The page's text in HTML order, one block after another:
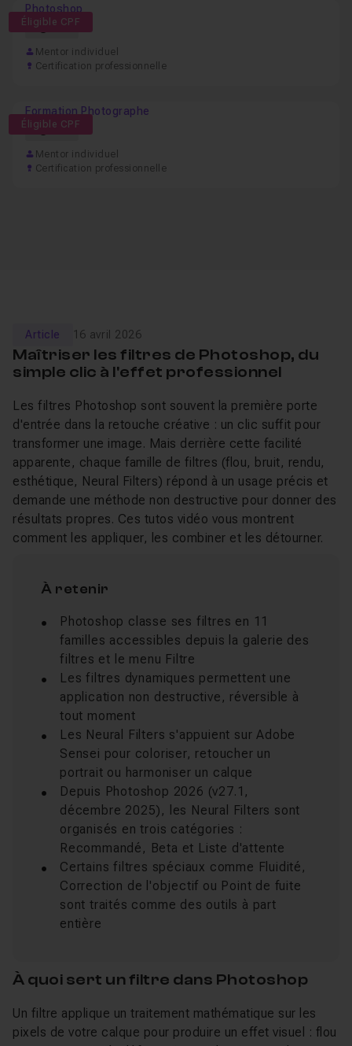
Éligible CPF
Photoshop
57h
Mentor individuel
Certification professionnelle
Éligible CPF
Formation Photographe
61h
Mentor individuel
Certification professionnelle
Article 16 avril 2026
Maîtriser les filtres de Photoshop, du
simple clic à l'effet professionnel
Les filtres Photoshop sont souvent la première porte
d'entrée dans la retouche créative : un clic suffit pour
transformer une image. Mais derrière cette facilité
apparente, chaque famille de filtres (flou, bruit, rendu,
esthétique, Neural Filters) répond à un usage précis et
demande une méthode non destructive pour donner des
résultats propres. Ces tutos vidéo vous montrent
comment les appliquer, les combiner et les détourner.
À retenir
Photoshop classe ses filtres en 11
familles accessibles depuis la galerie des
filtres et le menu Filtre
Les filtres dynamiques permettent une
application non destructive, réversible à
tout moment
Les Neural Filters s'appuient sur Adobe
Sensei pour coloriser, retoucher un
portrait ou harmoniser un calque
Depuis Photoshop 2026 (v27.1,
décembre 2025), les Neural Filters sont
organisés en trois catégories :
Recommandé, Beta et Liste d'attente
Certains filtres spéciaux comme Fluidité,
Correction de l'objectif ou Point de fuite
sont traités comme des outils à part
entière
À quoi sert un filtre dans Photoshop
Un filtre applique un traitement mathématique sur les
pixels de votre calque pour produire un effet visuel : flou